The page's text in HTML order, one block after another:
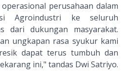
perusahaan dalam
Agroindustri ke seluruh
dari dukungan masyarakat.
ungkapan rasa syukur kami
dapat terus tumbuh dan
ini," tandas Dwi Satriyo.